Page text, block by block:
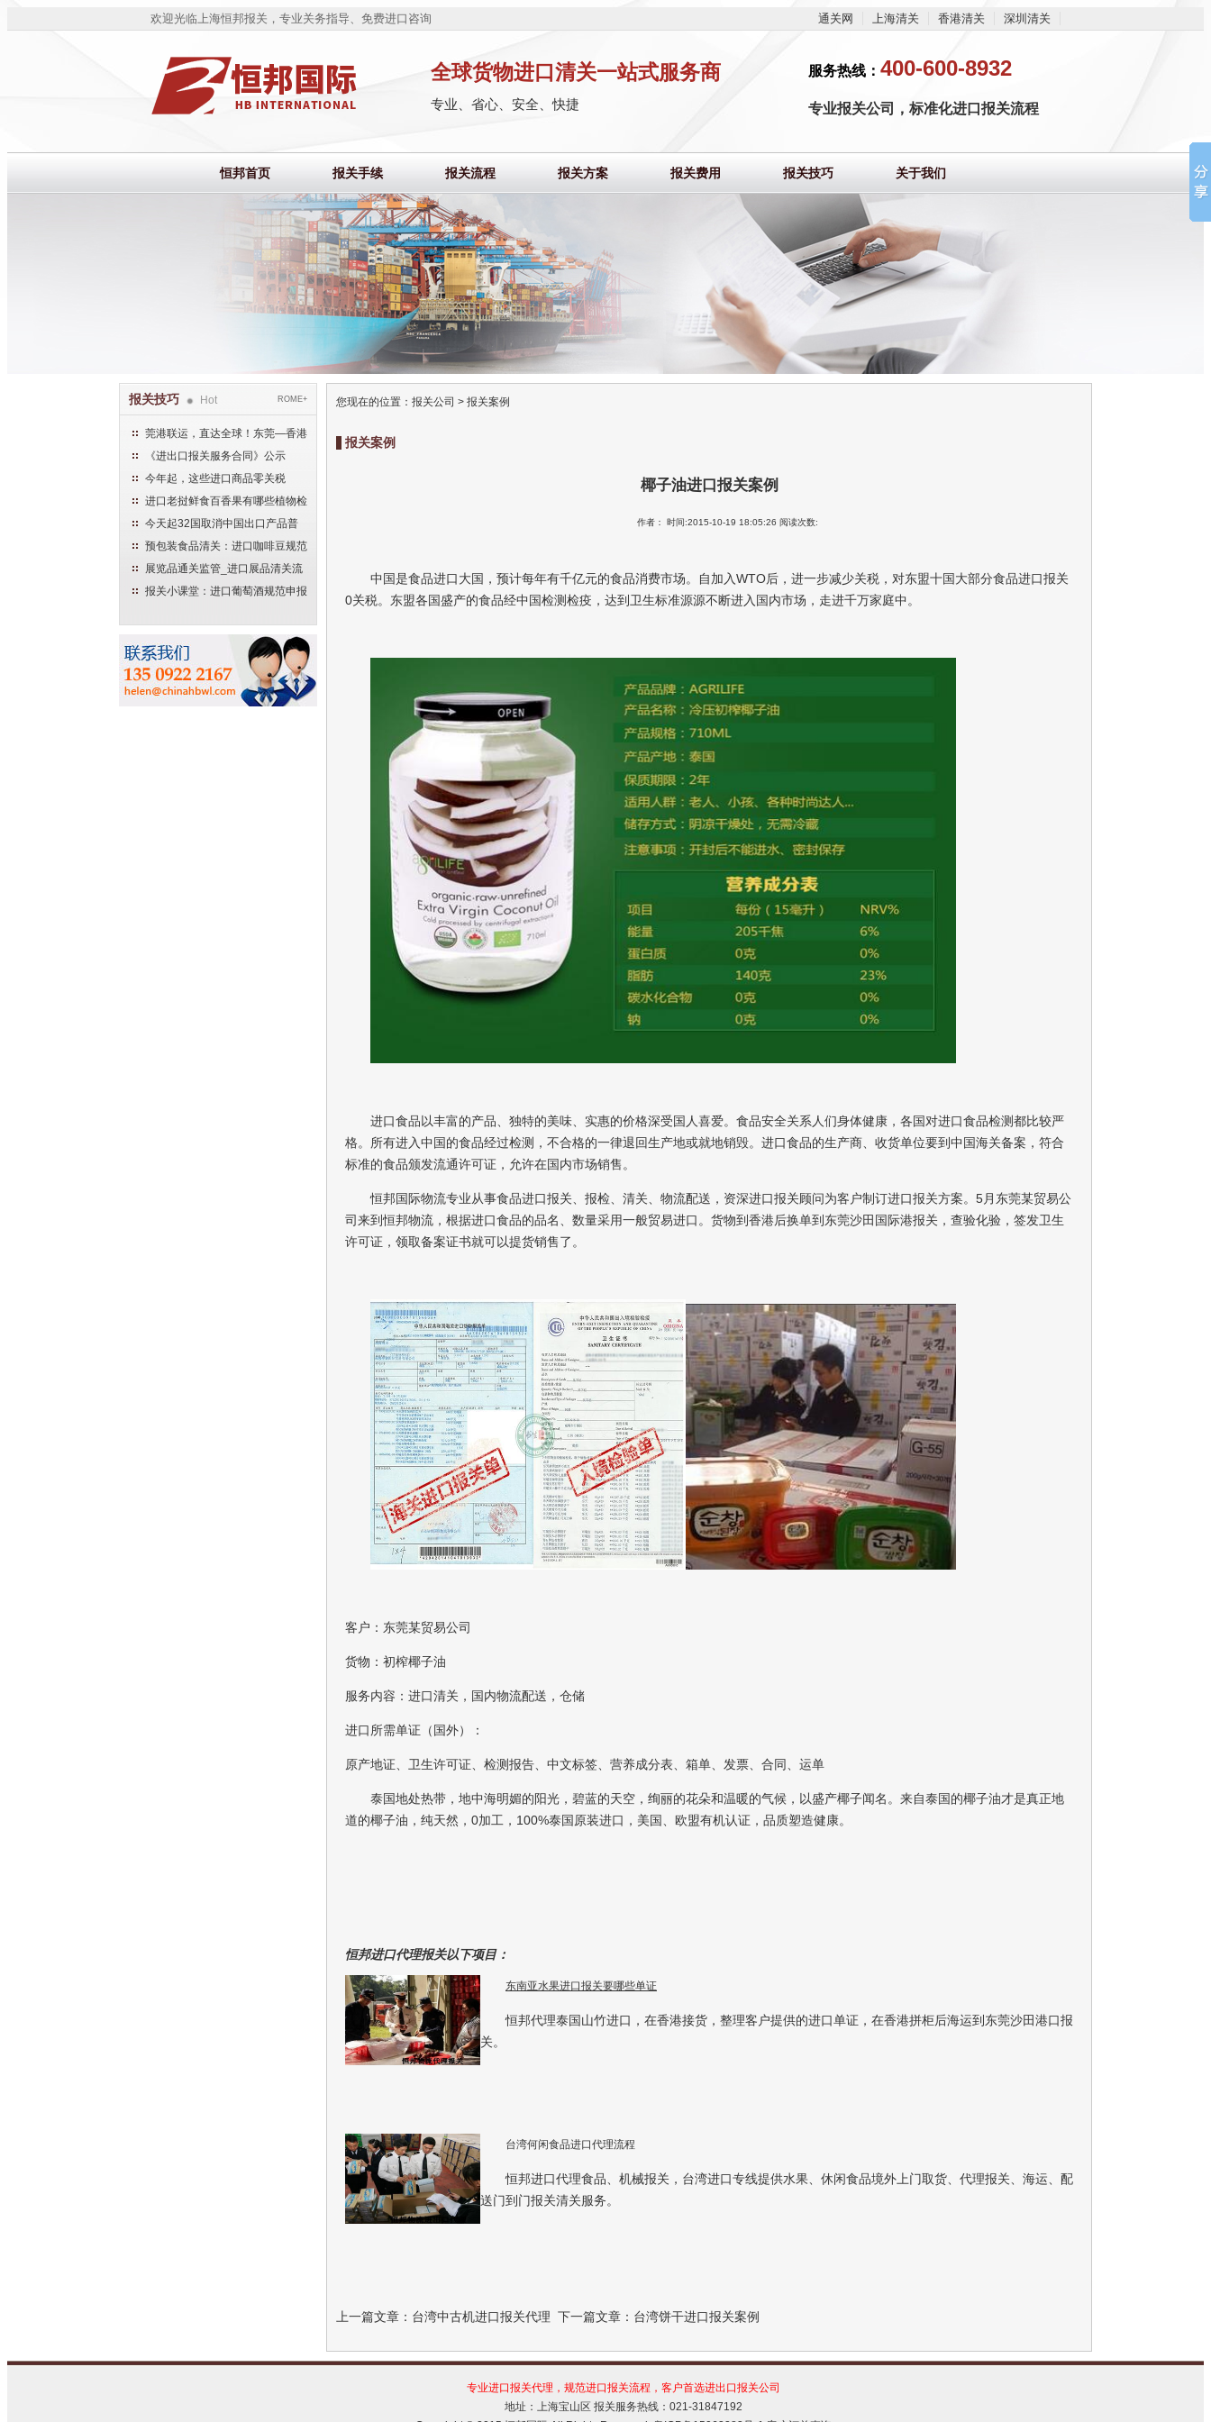
欢迎光临上海恒邦报关，专业关务指导、免费进口咨询 通关网 上海清关 香港清关 深圳清关
全球货物进口清关一站式服务商
专业、省心、安全、快捷
服务热线： 400-600-8932
专业报关公司，标准化进口报关流程
恒邦首页 报关手续 报关流程 报关方案 报关费用 报关技巧 关于我们
报关技巧 Hot ROME+
莞港联运，直达全球！东莞—香港
国际空港中心项目落地
《进出口报关服务合同》公示
今年起，这些进口商品零关税
进口老挝鲜食百香果有哪些植物检
疫要求
今天起32国取消中国出口产品普
惠制待遇，咋回事
预包装食品清关：进口咖啡豆规范
申报
展览品通关监管_进口展品清关流
程
报关小课堂：进口葡萄酒规范申报
您现在的位置： 报关公司 > 报关案例
报关案例
椰子油进口报关案例
作者： 时间:2015-10-19 18:05:26 阅读次数:
中国是食品进口大国，预计每年有千亿元的食品消费市场。自加入WTO后，进一步减少关税，对东盟十国大部分食品进口报关
0关税。东盟各国盛产的食品经中国检测检疫，达到卫生标准源源不断进入国内市场，走进千万家庭中。
进口食品以丰富的产品、独特的美味、实惠的价格深受国人喜爱。 食品安全关系人们身体健康，各国对进口食品检测都比较严
格。所有进入中国的食品经过检测，不合格的一律退回生产地或就地销毁。进口食品的生产商、收货单位要到中国海关备案，符合
标准的食品颁发流通许可证，允许在国内市场销售。
恒邦国际物流专业从事食品进口报关、报检、清关、物流配送，资深进口报关顾问为客户制订进口报关方案。5月东莞某贸易公
司来到恒邦物流，根据进口食品的品名、数量采用一般贸易进口。货物到香港后换单到东莞沙田国际港报关，查验化验，签发卫生
许可证，领取备案证书就可以提货销售了。
客户：东莞某贸易公司
货物：初榨椰子油
服务内容：进口清关，国内物流配送，仓储
进口所需单证（国外）：
原产地证、卫生许可证、检测报告、中文标签、营养成分表、箱单、发票、合同、运单
泰国地处热带，地中海明媚的阳光，碧蓝的天空，绚丽的花朵和温暖的气候，以盛产椰子闻名。来自泰国的椰子油才是真正地
道的椰子油，纯天然，0加工，100%泰国原装进口，美国、欧盟有机认证，品质塑造健康。
恒邦进口代理报关以下项目：
东南亚水果进口报关要哪些单证
恒邦代理泰国山竹进口，在香港接货，整理客户提供的进口单证，在香港拼柜后海运到东莞沙田港口报
关。
台湾何闲食品进口代理流程
恒邦进口代理食品、机械报关，台湾进口专线提供水果、休闲食品境外上门取货、代理报关、海运、配
送门到门报关清关服务。
上一篇文章： 台湾中古机进口报关代理 下一篇文章： 台湾饼干进口报关案例
专业进口报关代理，规范进口报关流程，客户首选进出口报关公司
地址：上海宝山区 报关服务热线：021-31847192